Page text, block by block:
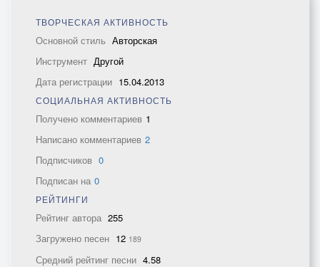
ТВОРЧЕСКАЯ АКТИВНОСТЬ
Основной стиль Авторская
Инструмент Другой
Дата регистрации 15.04.2013
СОЦИАЛЬНАЯ АКТИВНОСТЬ
Получено комментариев 1
Написано комментариев 2
Подписчиков 0
Подписан на 0
РЕЙТИНГИ
Рейтинг автора 255
Загружено песен 12 189
Средний рейтинг песни 4.58